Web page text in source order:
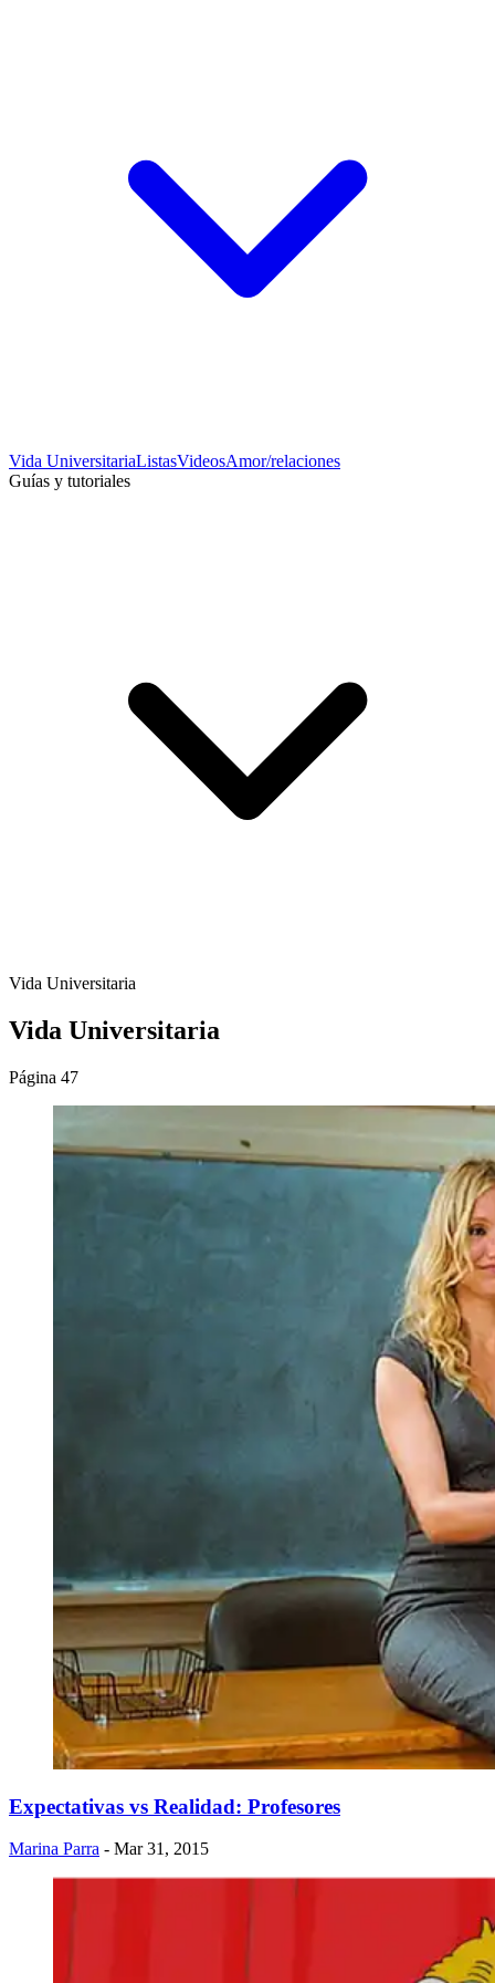
Vida UniversitariaListasVideosAmor/relaciones
Guías y tutoriales
Vida Universitaria
Vida Universitaria
Página 47
Expectativas vs Realidad: Profesores
Marina Parra - Mar 31, 2015